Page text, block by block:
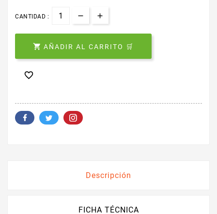
CANTIDAD :
 AÑADIR AL CARRITO 🛒

Descripción
FICHA TÉCNICA